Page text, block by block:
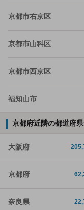
京都市右京区
京都市山科区
京都市西京区
福知山市
京都府近隣の都道府
大阪府
京都府
奈良県